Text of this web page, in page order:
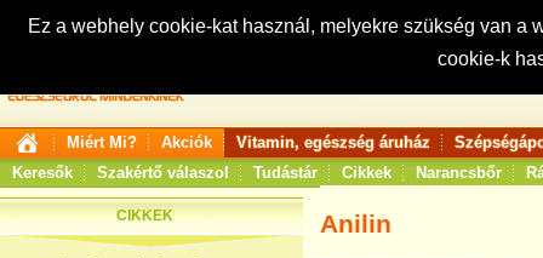
Ez a webhely cookie-kat használ, melyekre szükség van
cookie-k
Keresés:
Miért Mi? Akciók Vitamin, egészség áruház
Keresők
Szakértő válaszol Tudástár Cikkek Narancsbőr
CIKKEK Anilin